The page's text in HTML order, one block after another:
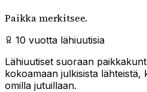
Paikka merkitsee.
10 vuotta lähiuutisia
Lähiuutiset suoraan
kokoamaan julkisista lähteistä,
omilla jutuillaan.